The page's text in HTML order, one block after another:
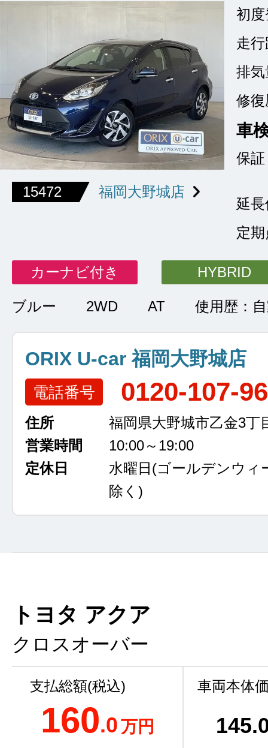
15472 福岡大野城店
初
走
排気
修復
車
保証
延
定
カーナビ付き HYBRID
ブルー 2WD AT 使用歴：
ORIX U-car 福岡大野城店
電話番号 0120-107-
住所
福岡県大野城市乙金3丁
営業時間
10:00～19:00
定休日
水曜日 (ゴールデンウィ
除く)
トヨタ アクア
クロスオーバー
支払総額(税込)
160.0万円
車両本体
145